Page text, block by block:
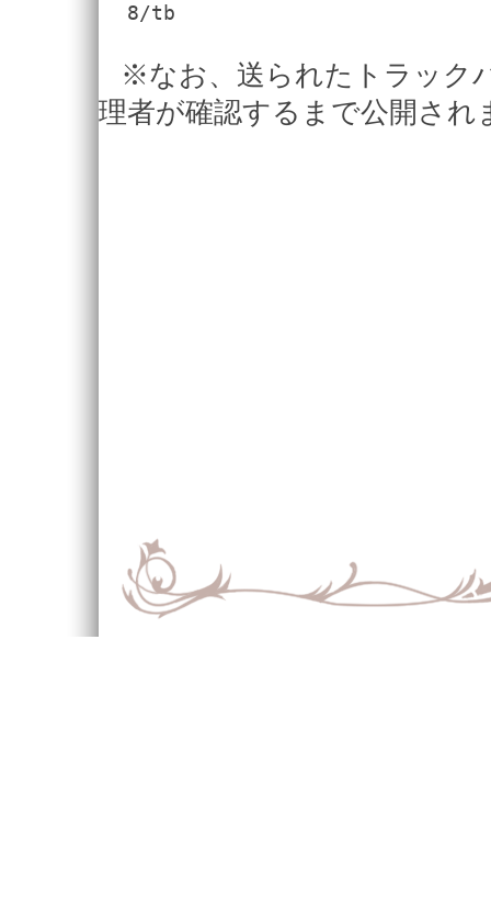
8/tb
※なお、送られたトラック
理者が確認するまで公開され